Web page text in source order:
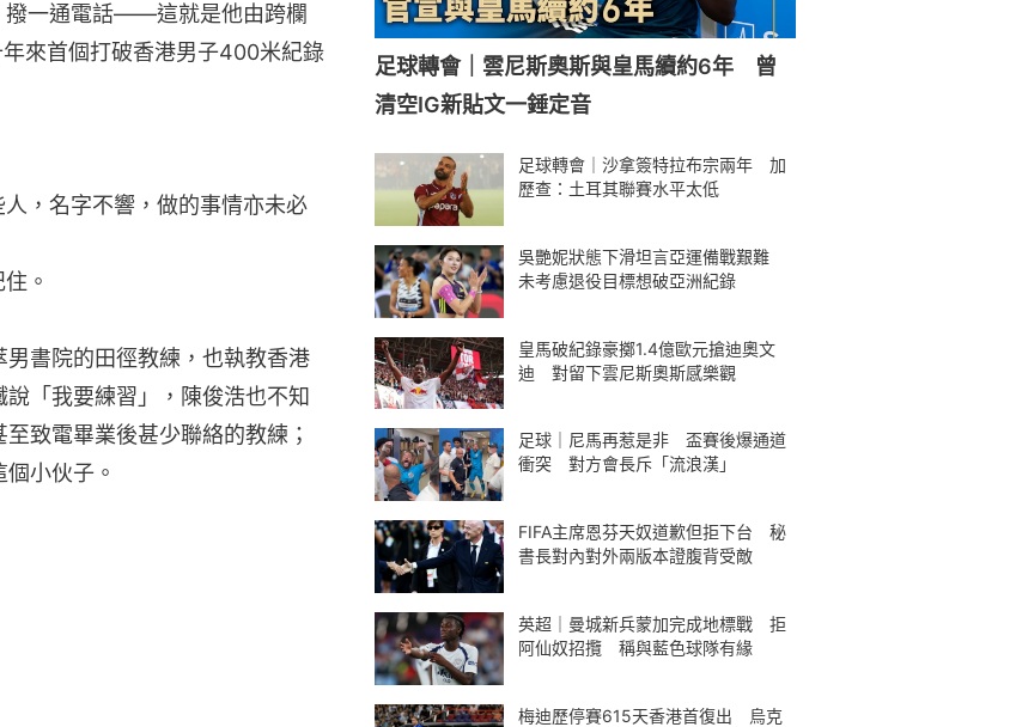
撥一通電話——這就是他由跨欄
來首個打破香港男子400米紀錄
，名字不響，做的事情亦未必
。
書院的田徑教練，也執教香港
「我要練習」，陳俊浩也不知
致電畢業後甚少聯絡的教練；
小伙子。
足球轉會｜雲尼斯奧斯與皇馬續約6年 曾
清空IG新貼文一錘定音
足球轉會｜沙拿簽特拉布宗兩年 加
歷查：土耳其聯賽水平太低
吳艷妮狀態下滑坦言亞運備戰艱難
未考慮退役目標想破亞洲紀錄
皇馬破紀錄豪擲1.4億歐元搶迪奧文
迪 對留下雲尼斯奧斯感樂觀
足球｜尼馬再惹是非 盃賽後爆通道
衝突 對方會長斥「流浪漢」
FIFA主席恩芬天奴道歉但拒下台 秘
書長對內對外兩版本證腹背受敵
英超｜曼城新兵蒙加完成地標戰 拒
阿仙奴招攬 稱與藍色球隊有緣
梅迪歷停賽615天香港首復出 烏克